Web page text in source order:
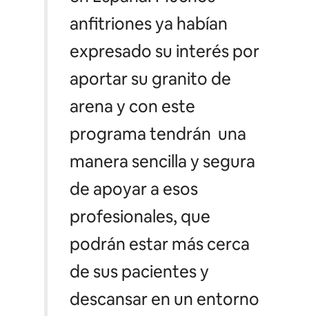
anfitriones ya habían
expresado su interés por
aportar su granito de
arena y con este
programa tendrán una
manera sencilla y segura
de apoyar a esos
profesionales, que
podrán estar más cerca
de sus pacientes y
descansar en un entorno